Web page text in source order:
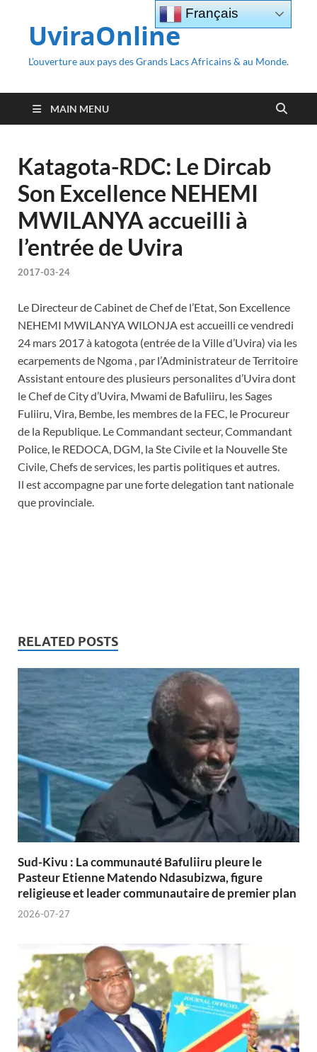
UviraOnline
L’ouverture aux pays des Grands Lacs Africains & au Monde.
MAIN MENU
Katagota-RDC: Le Dircab
Son Excellence NEHEMI
MWILANYA accueilli à
l’entrée de Uvira
2017-03-24
Le Directeur de Cabinet de Chef de l’Etat, Son Excellence
NEHEMI MWILANYA WILONJA est accueilli ce vendredi
24 mars 2017 à katogota (entrée de la Ville d’Uvira) via les
ecarpements de Ngoma , par l’Administrateur de Territoire
Assistant entoure des plusieurs personalites d’Uvira dont
le Chef de City d’Uvira, Mwami de Bafuliiru, les Sages
Fuliiru, Vira, Bembe, les membres de la FEC, le Procureur
de la Republique. Le Commandant secteur, Commandant
Police, le REDOCA, DGM, la Ste Civile et la Nouvelle Ste
Civile, Chefs de services, les partis politiques et autres.
Il est accompagne par une forte delegation tant nationale
que provinciale.
RELATED POSTS
Sud-Kivu : La communauté Bafuliiru pleure le
Pasteur Etienne Matendo Ndasubizwa, figure
religieuse et leader communautaire de premier plan
2026-07-27
Français